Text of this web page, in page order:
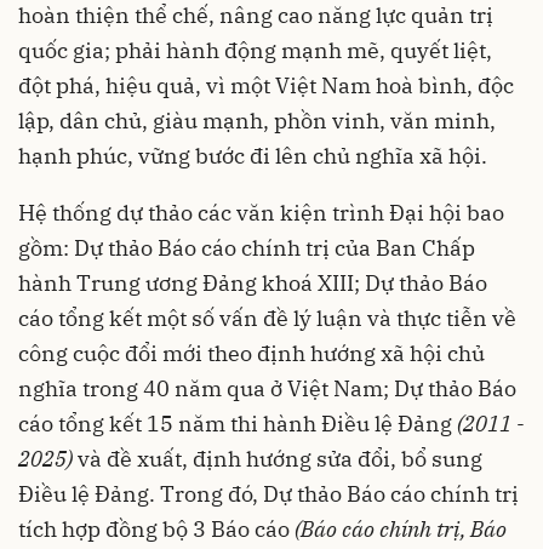
hoàn thiện thể chế, nâng cao năng lực quản trị
quốc gia; phải hành động mạnh mẽ, quyết liệt,
đột phá, hiệu quả, vì một Việt Nam hoà bình, độc
lập, dân chủ, giàu mạnh, phồn vinh, văn minh,
hạnh phúc, vững bước đi lên chủ nghĩa xã hội.
Hệ thống dự thảo các văn kiện trình Đại hội bao
gồm: Dự thảo Báo cáo chính trị của Ban Chấp
hành Trung ương Đảng khoá XIII; Dự thảo Báo
cáo tổng kết một số vấn đề lý luận và thực tiễn về
công cuộc đổi mới theo định hướng xã hội chủ
nghĩa trong 40 năm qua ở Việt Nam; Dự thảo Báo
cáo tổng kết 15 năm thi hành Điều lệ Đảng (2011 -
2025)và đề xuất, định hướng sửa đổi, bổ sung
Điều lệ Đảng. Trong đó, Dự thảo Báo cáo chính trị
tích hợp đồng bộ 3 Báo cáo (Báo cáo chính trị, Báo